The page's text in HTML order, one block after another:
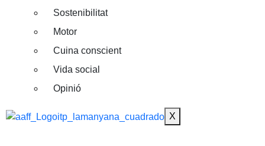
Sostenibilitat
Motor
Cuina conscient
Vida social
Opinió
X